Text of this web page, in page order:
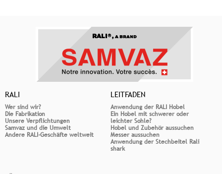
RALI®,A BRAND
RALI
Wer sind wir?
Die Fabrikation
Unsere Verpflichtungen
Samvaz und die Umwelt
Andere RALI-Geschäfte weltweit
LEITFADEN
Anwendung der RALI Hobel
Ein Hobel mit schwerer oder
leichter Sohle?
Hobel und Zubehör aussuchen
Messer aussuchen
Anwendung der Stechbeitel Rali
shark